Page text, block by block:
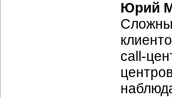
Юрий
call-